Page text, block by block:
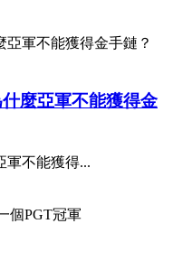
麼亞軍不能獲得金
軍不能獲得...